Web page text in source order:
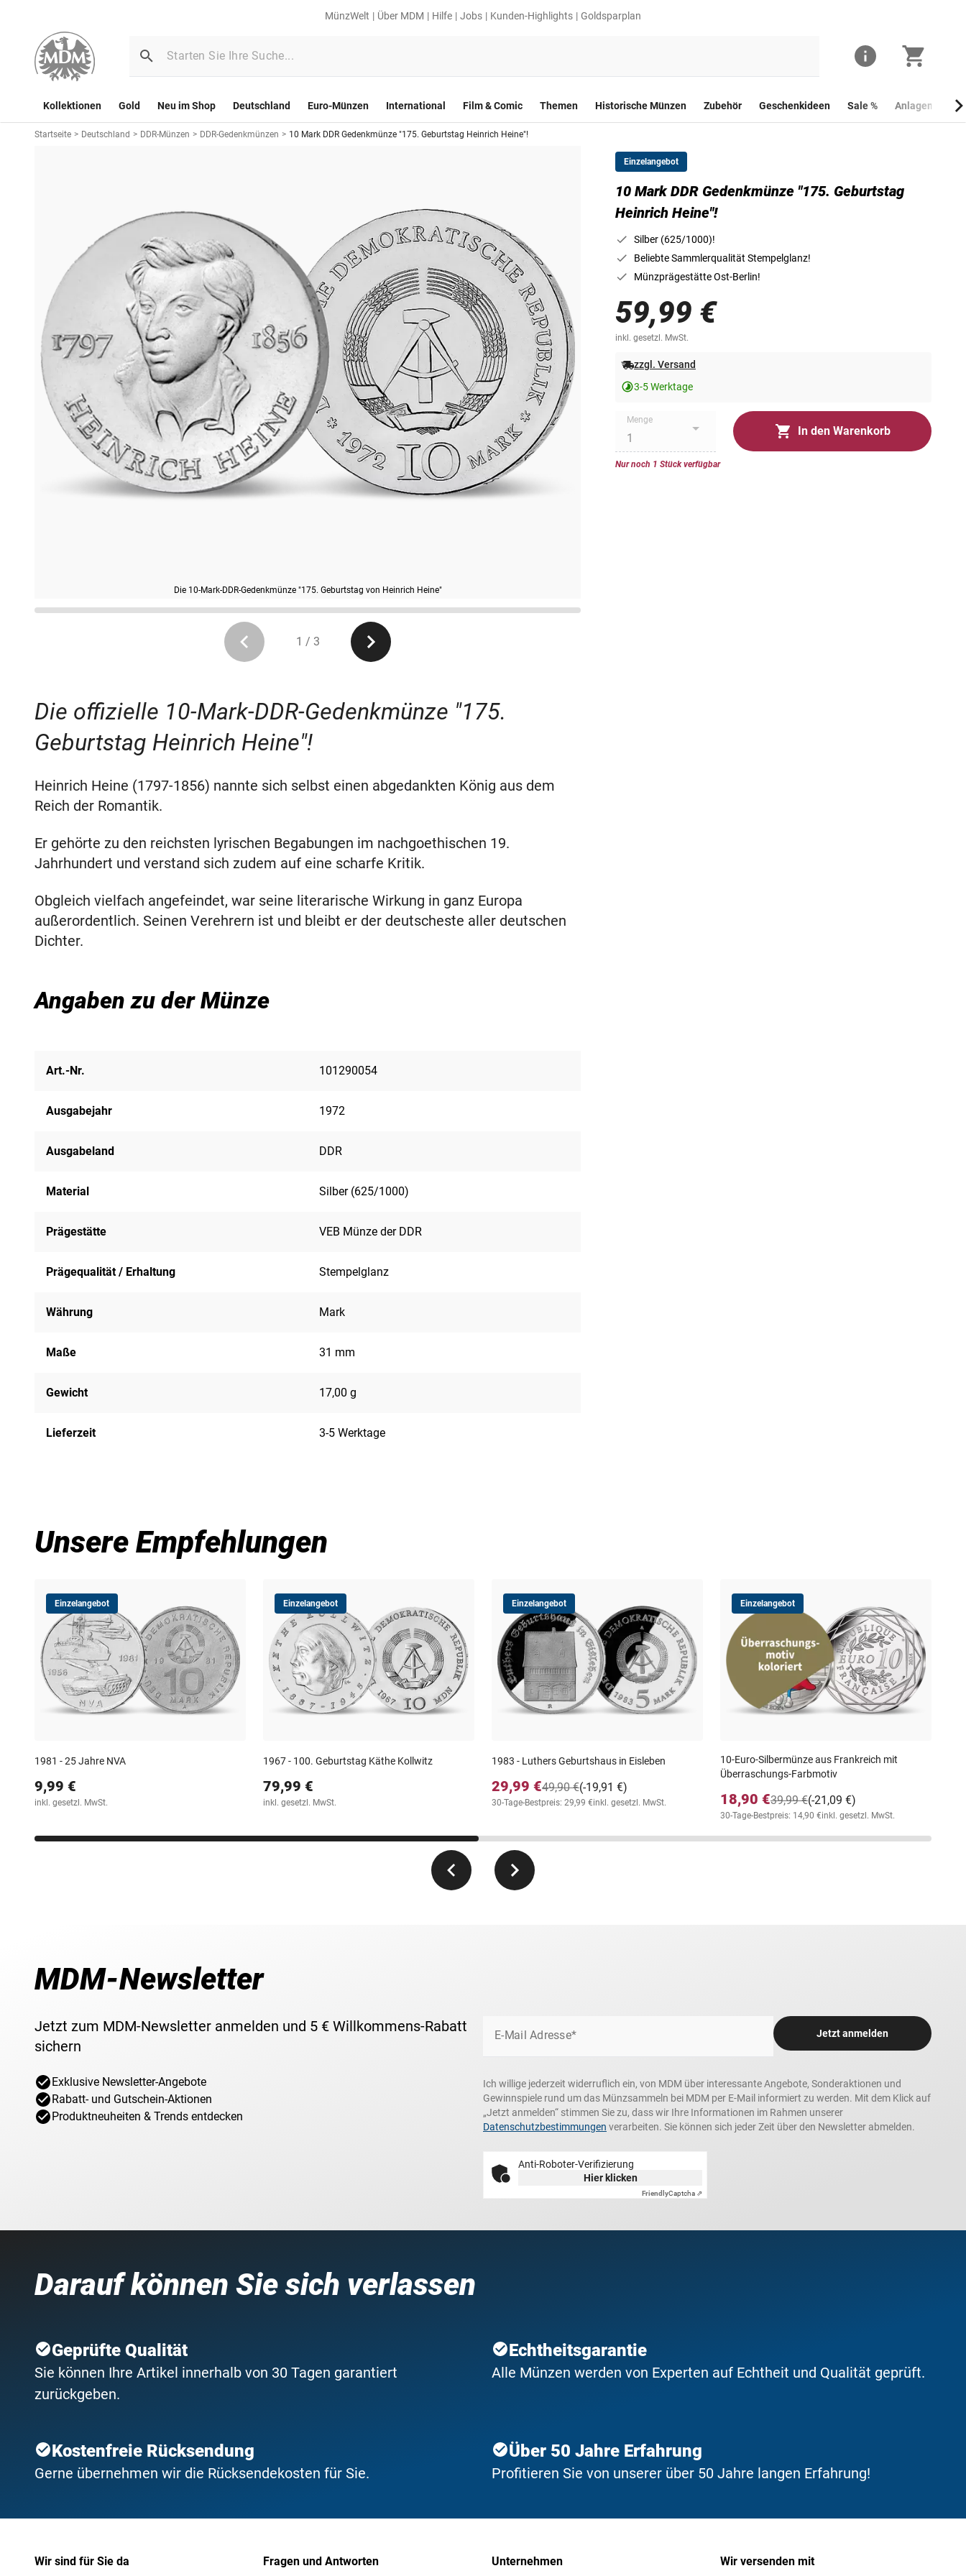
MünzWelt Über MDM Hilfe Jobs Kunden-Highlights Goldsparplan
Kollektionen Gold Neu im Shop Deutschland Euro-Münzen International Film & Comic Themen Historische Münzen Zubehör Geschenkideen Sale % Anlagemünzen
Startseite > Deutschland > DDR-Münzen > DDR-Gedenkmünzen > 10 Mark DDR Gedenkmünze "175. Geburtstag Heinrich Heine"!
Die 10-Mark-DDR-Gedenkmünze "175. Geburtstag von Heinrich Heine"
Die Vorderseite der 10-Mark-DDR-Gedenkmünze "175. Geburtstag von
1 / 3
Einzelangebot
10 Mark DDR Gedenkmünze "175. Geburtstag
Heinrich Heine"!
Silber (625/1000)!
Beliebte Sammlerqualität Stempelglanz!
Münzprägestätte Ost-Berlin!
59,99 €
inkl. gesetzl. MwSt.
zzgl. Versand
3-5 Werktage
Menge
In den Warenkorb
Nur noch 1 Stück verfügbar
Die offizielle 10-Mark-DDR-Gedenkmünze "175.
Geburtstag Heinrich Heine"!
Heinrich Heine (1797-1856) nannte sich selbst einen abgedankten König aus dem
Reich der Romantik.
Er gehörte zu den reichsten lyrischen Begabungen im nachgoethischen 19.
Jahrhundert und verstand sich zudem auf eine scharfe Kritik.
Obgleich vielfach angefeindet, war seine literarische Wirkung in ganz Europa
außerordentlich. Seinen Verehrern ist und bleibt er der deutscheste aller deutschen
Dichter.
Angaben zu der Münze
Art.-Nr. 101290054
Ausgabejahr 1972
Ausgabeland DDR
Material Silber (625/1000)
Prägestätte VEB Münze der DDR
Prägequalität / Erhaltung Stempelglanz
Währung Mark
Maße 31 mm
Gewicht 17,00 g
Lieferzeit 3-5 Werktage
Unsere Empfehlungen
Einzelangebot
1981 - 25 Jahre NVA
9,99 €
inkl. gesetzl. MwSt.
Einzelangebot
1967 - 100. Geburtstag Käthe Kollwitz
79,99 €
inkl. gesetzl. MwSt.
Einzelangebot
1983 - Luthers Geburtshaus in Eisleben
29,99 € (-19,91 €)
49,90 €
30-Tage-Bestpreis: 29,99 €inkl. gesetzl. MwSt.
Einzelangebot
10-Euro-Silbermünze aus Frankreich mit
Überraschungs-Farbmotiv
18,90 € (-21,09 €)
39,99 €
30-Tage-Bestpreis: 14,90 €inkl. gesetzl. MwSt.
MDM-Newsletter
Jetzt zum MDM-Newsletter anmelden und 5 € Willkommens-Rabatt
sichern
Exklusive Newsletter-Angebote
Rabatt- und Gutschein-Aktionen
Produktneuheiten & Trends entdecken
E-Mail Adresse* Jetzt anmelden
Ich willige jederzeit widerruflich ein, von MDM über interessante Angebote, Sonderaktionen und
Gewinnspiele rund um das Münzsammeln bei MDM per E-Mail informiert zu werden. Mit dem Klick auf
„Jetzt anmelden“ stimmen Sie zu, dass wir Ihre Informationen im Rahmen unserer
Datenschutzbestimmungen verarbeiten. Sie können sich jeder Zeit über den Newsletter abmelden.
Anti-Roboter-Verifizierung
Hier klicken
FriendlyCaptcha ⇗
Darauf können Sie sich verlassen
Geprüfte Qualität
Sie können Ihre Artikel innerhalb von 30 Tagen garantiert
zurückgeben.
Echtheitsgarantie
Alle Münzen werden von Experten auf Echtheit und Qualität geprüft.
Kostenfreie Rücksendung
Gerne übernehmen wir die Rücksendekosten für Sie.
Über 50 Jahre Erfahrung
Profitieren Sie von unserer über 50 Jahre langen Erfahrung!
Wir sind für Sie da Fragen und Antworten Unternehmen Wir versenden mit